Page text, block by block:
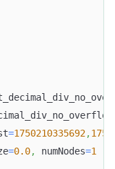
=1750210335692,
=0.0, numNodes=1